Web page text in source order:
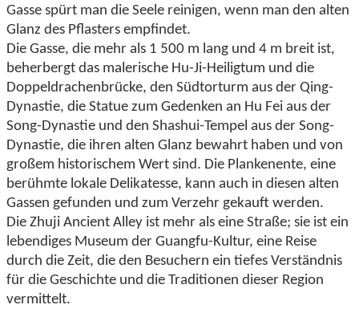
Gasse spürt man die Seele reinigen, wenn man den alten
Glanz des Pflasters empfindet.
Die Gasse, die mehr als 1 500 m lang und 4 m breit ist,
beherbergt das malerische Hu-Ji-Heiligtum und die
Doppeldrachenbrücke, den Südtorturm aus der Qing-
Dynastie, die Statue zum Gedenken an Hu Fei aus der
Song-Dynastie und den Shashui-Tempel aus der Song-
Dynastie, die ihren alten Glanz bewahrt haben und von
großem historischem Wert sind. Die Plankenente, eine
berühmte lokale Delikatesse, kann auch in diesen alten
Gassen gefunden und zum Verzehr gekauft werden.
Die Zhuji Ancient Alley ist mehr als eine Straße; sie ist ein
lebendiges Museum der Guangfu-Kultur, eine Reise
durch die Zeit, die den Besuchern ein tiefes Verständnis
für die Geschichte und die Traditionen dieser Region
vermittelt.